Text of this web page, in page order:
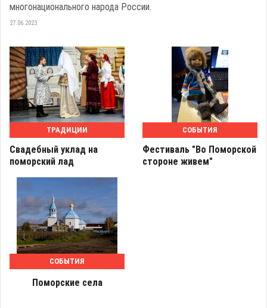
многонационального народа России.
27.06.2023
ТРАДИЦИИ
Свадебный уклад на
поморский лад
СОБЫТИЯ
Фестиваль "Во Поморской
стороне живем"
СОБЫТИЯ
Поморские села